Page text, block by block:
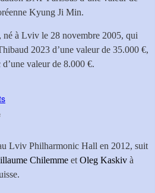
Kyung Ji Min.
, né à Lviv le 28 novembre 2005, qui
2023 d’une valeur de 35.000 €,
valeur de 8.000 €.
Lviv Philharmonic Hall en 2012, suit
Chilemme et Oleg Kaskiv à